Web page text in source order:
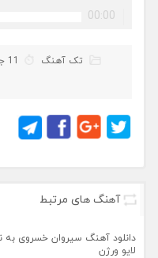
00:00
تک آهنگ 11 جولای 2023
آهنگ های مرتبط
دانلود آهنگ سیروان خسروی به
لایو ورژن